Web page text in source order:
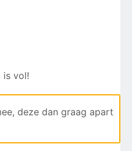
is vol!
deze dan graag apart